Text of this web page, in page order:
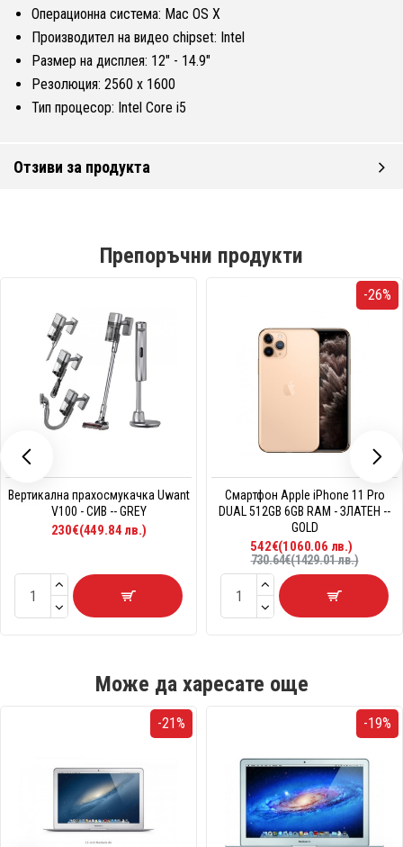
Операционна система: Mac OS X
Производител на видео chipset: Intel
Размер на дисплея: 12" - 14.9"
Резолюция: 2560 x 1600
Тип процесор: Intel Core i5
Отзиви за продукта
Препоръчни продукти
Вертикална прахосмукачка Uwant
V100 - СИВ -- GREY
230€(449.84 лв.)
-26%
Смартфон Apple iPhone 11 Pro
DUAL 512GB 6GB RAM - ЗЛАТЕН --
GOLD
542€(1060.06 лв.)
730.64€(1429.01 лв.)
Може да харесате още
-21% -19%